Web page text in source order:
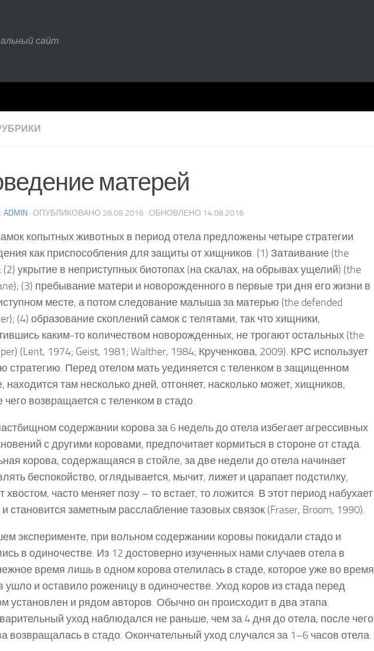
сайт
матерей
ADMIN · ОПУБЛИКОВАНО 28.08.2016 · ОБНОВЛЕНО 14.08.2016
копытных животных в период отела предложены четыре стратегии
как приспособления для защиты от хищников. (1) Затаивание (the
(2) укрытие в неприступных биотопах (на скалах, на обрывах ущелий) (the
(3) пребывание матери и новорожденного в первые три дня его жизни в
месте, а потом следование малыша за матерью (the defended
(4) образование скоплений самок с телятами, так что хищники,
каким-то количеством новорожденных, не трогают остальных (the
(Lent, 1974; Geist, 1981; Walther, 1984; Крученкова, 2009). КРС использует
стратегию. Перед отелом мать уединяется с теленком в защищенном
находится там несколько дней, отгоняет, насколько может, хищников,
чего возвращается с теленком в стадо.
содержании корова за 6 недель до отела избегает агрессивных
с другими коровами, предпочитает кормиться в стороне от стада.
корова, содержащаяся в стойле, за две недели до отела начинает
беспокойство, оглядывается, мычит, лижет и царапает подстилку,
хвостом, часто меняет позу – то встает, то ложится. В этот период набухает
становится заметным расслабление тазовых связок (Fraser, Broom, 1990).
эксперименте, при вольном содержании коровы покидали стадо и
в одиночестве. Из 12 достоверно изученных нами случаев отела в
время лишь в одном корова отелилась в стаде, которое уже во время
ушло и оставило роженицу в одиночестве. Уход коров из стада перед
установлен и рядом авторов. Обычно он происходит в два этапа.
уход наблюдался не раньше, чем за 4 дня до отела, после чего
возвращалась в стадо. Окончательный уход случался за 1–6 часов отела.